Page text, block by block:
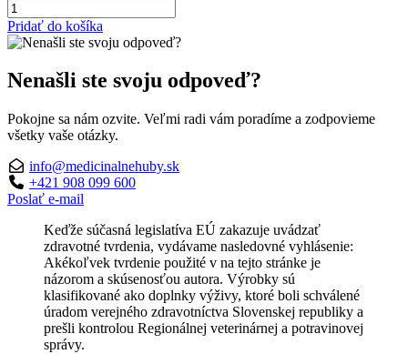
množstvo
HepaLipid+
100
/
75,3g,
Pridať do košíka
Nenašli ste svoju odpoveď?
Pokojne sa nám ozvite. Veľmi radi vám poradíme a zodpovieme
všetky vaše otázky.
info@medicinalnehuby.sk
+421 908 099 600
Poslať e-mail
Keďže súčasná legislatíva EÚ zakazuje uvádzať
zdravotné tvrdenia, vydávame nasledovné vyhlásenie:
Akékoľvek tvrdenie použité v na tejto stránke je
názorom a skúsenosťou autora. Výrobky sú
klasifikované ako doplnky výživy, ktoré boli schválené
úradom verejného zdravotníctva Slovenskej republiky a
prešli kontrolou Regionálnej veterinárnej a potravinovej
správy.